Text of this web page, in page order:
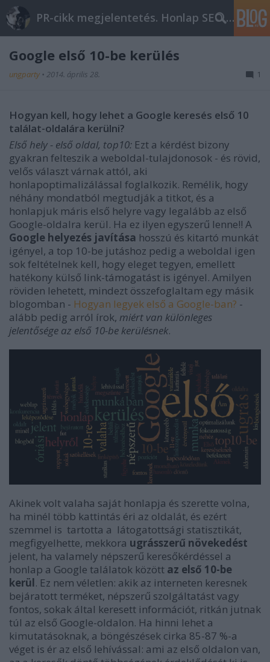
PR-cikk megjelentetés. Honlap SEO optimalizálás
Google első 10-be kerülés
ungparty • 2014. április 28. 1
Hogyan kell, hogy lehet a Google keresés első 10
találat-oldalára kerülni?
Első hely - első oldal, top10: Ezt a kérdést bizony
gyakran felteszik a weboldal-tulajdonosok - és rövid,
velős választ várnak attól, aki
honlapoptimalizálással foglalkozik. Remélik, hogy
néhány mondatból megtudják a titkot, és a
honlapjuk máris első helyre vagy legalább az első
Google-oldalra kerül. Ha ez ilyen egyszerű lenne!! A
Google helyezés javítása hosszú és kitartó munkát
igényel, a top 10-be jutáshoz pedig a weboldal igen
sok feltételnek kell, hogy eleget tegyen, emellett
hatékony külső link-támogatást is igényel. Amilyen
röviden lehetett, mindezt összefoglaltam egy másik
blogomban - Hogyan legyek első a Google-ban? -
alább pedig arról írok, miért van különleges
jelentősége az első 10-be kerülésnek.
Akinek volt valaha saját honlapja és szerette volna,
ha minél több kattintás éri az oldalát, és ezért
szemmel is tartotta a látogatottsági statisztikát,
megfigyelhette, mekkora ugrásszerű növekedést
jelent, ha valamely népszerű keresőkérdéssel a
honlap a Google találatok között az első 10-be
kerül. Ez nem véletlen: akik az interneten keresnek
bejáratott terméket, népszerű szolgáltatást vagy
fontos, sokak által keresett információt, ritkán jutnak
túl az első Google-oldalon. Ha hinni lehet a
kimutatásoknak, a böngészések cirka 85-87 %-a
véget is ér az első lehívással: ami az első oldalon van,